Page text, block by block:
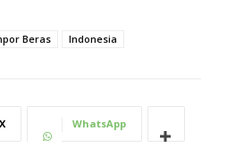
Beras Indonesia
X WhatsApp